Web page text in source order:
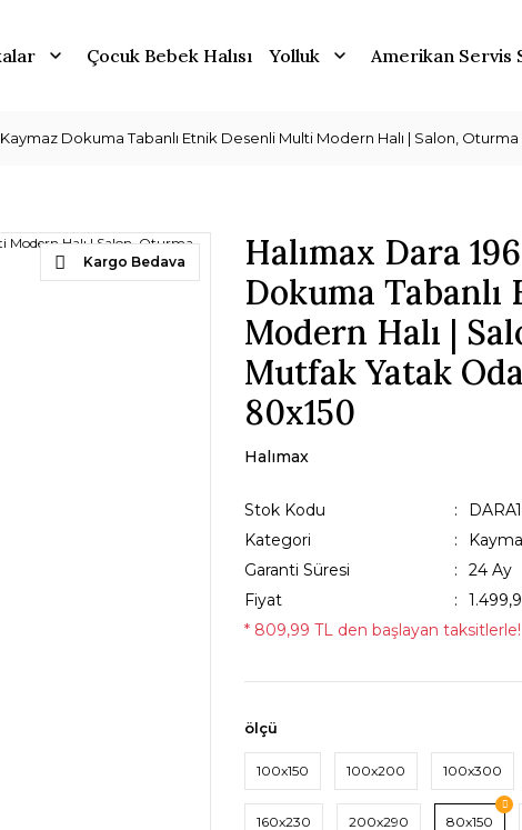
Çocuk Bebek Halısı Yolluk Amerikan Servis
Kaymaz Dokuma Tabanlı Etnik Desenli Multi Modern Halı | Salon, Oturma
Kargo Bedava
Halımax Dara
Dokuma
Modern Halı |
Mutfak Yatak
80x150
Halımax
Stok Kodu
Kategori
Garanti Süresi
24 Ay
Fiyat
* 809,99 TL den başlayan taksitlerle!
ölçü
100x150 100x200 100x300
160x230 200x290 80x150